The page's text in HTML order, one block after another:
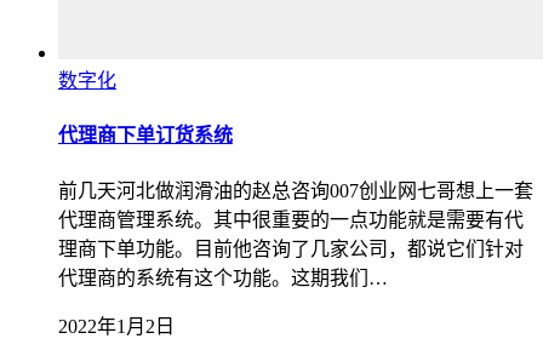
数字化
代理商下单订货系统
前几天河北做润滑油的赵总咨询007创业网七哥想上一套
代理商管理系统。其中很重要的一点功能就是需要有代
理商下单功能。目前他咨询了几家公司，都说它们针对
代理商的系统有这个功能。这期我们…
2022年1月2日